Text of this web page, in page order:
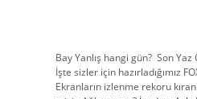
Bay Yanlış hangi gün? Son Yaz
İşte sizler için hazırladığımız
Ekranların izlenme rekoru